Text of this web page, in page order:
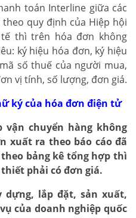
toán Interline giữa các
quy định của Hiệp hội
thì trên hóa đơn không
ký hiệu hóa đơn, ký hiệu
số thuế của người mua,
vị tính, số lượng, đơn giá.
ký của hóa đơn điện tử
vận chuyển hàng không
xuất ra theo báo cáo đã
bảng kê tổng hợp thì
phải có đơn giá.
lắp đặt, sản xuất,
của doanh nghiệp quốc